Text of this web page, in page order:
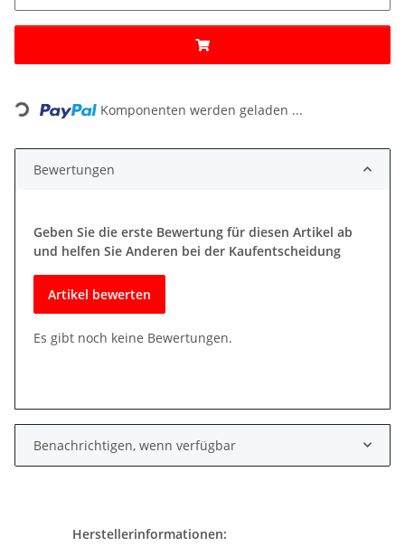
Komponenten werden geladen ...
Bewertungen
Geben Sie die erste Bewertung für diesen Artikel ab
und helfen Sie Anderen bei der Kaufentscheidung
Artikel bewerten
Es gibt noch keine Bewertungen.
Benachrichtigen, wenn verfügbar
Herstellerinformationen: